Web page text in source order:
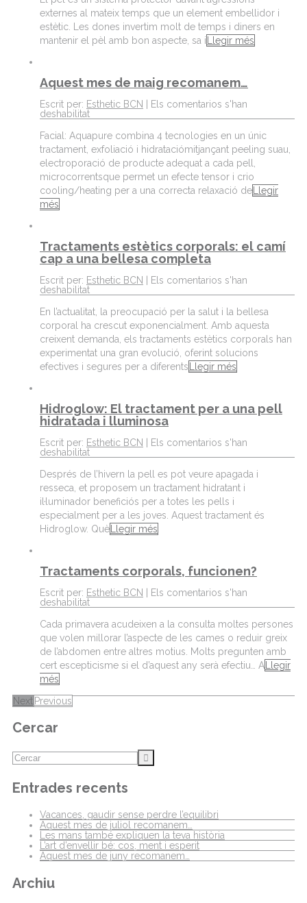
externes al mateix temps que un element embellidor i
estètic. Les dones invertim molt de temps i diners en
mantenir el pèl amb bon aspecte, sa i Llegir més
Aquest mes de maig recomanem…
Escrit per: Esthetic BCN
Els comentarios s'han
deshabilitat
Facial: Aquapure combina 4 tecnologies en un únic
tractament, exfoliació i hidrataciómitjançant peeling suau,
electroporació de producte adequat a cada pell,
microcorrentsque permet un efecte tensor i crio
cooling/heating per a una correcta relaxació deLlegir
més
Tractaments estètics corporals: el camí
cap a una bellesa completa
Escrit per: Esthetic BCN
Els comentarios s'han
deshabilitat
En l’actualitat, la preocupació per la salut i la bellesa
corporal ha crescut exponencialment. Amb aquesta
creixent demanda, els tractaments estètics corporals han
experimentat una gran evolució, oferint solucions
efectives i segures per a diferents Llegir més
Hidroglow: El tractament per a una pell
hidratada i lluminosa
Escrit per: Esthetic BCN
Els comentarios s'han
deshabilitat
Després de l’hivern la pell es pot veure apagada i
resseca, et proposem un tractament hidratant i
il·luminador beneficiós per a totes les pells i
especialment per a les joves. Aquest tractament és
Hidroglow. Què Llegir més
Tractaments corporals, funcionen?
Escrit per: Esthetic BCN
Els comentarios s'han
deshabilitat
Cada primavera acudeixen a la consulta moltes persones
que volen millorar l’aspecte de les cames o reduir greix
de l’abdomen entre altres motius. Molts pregunten amb
cert escepticisme si el d’aquest any serà efectiu… A Llegir
més
Next Previous
Cercar
Entrades recents
Vacances, gaudir sense perdre l’equilibri
Aquest mes de juliol recomanem…
Les mans també expliquen la teva història
L’art d’envellir bé: cos, ment i esperit
Aquest mes de juny recomanem…
Archiu